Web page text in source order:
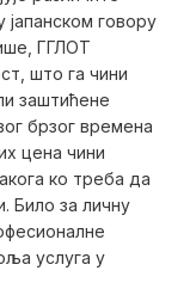
јапанском говору
ГГЛОТ
што га чини
заштићене
брзог времена
цена чини
ко треба да
Било за личну
услуга у